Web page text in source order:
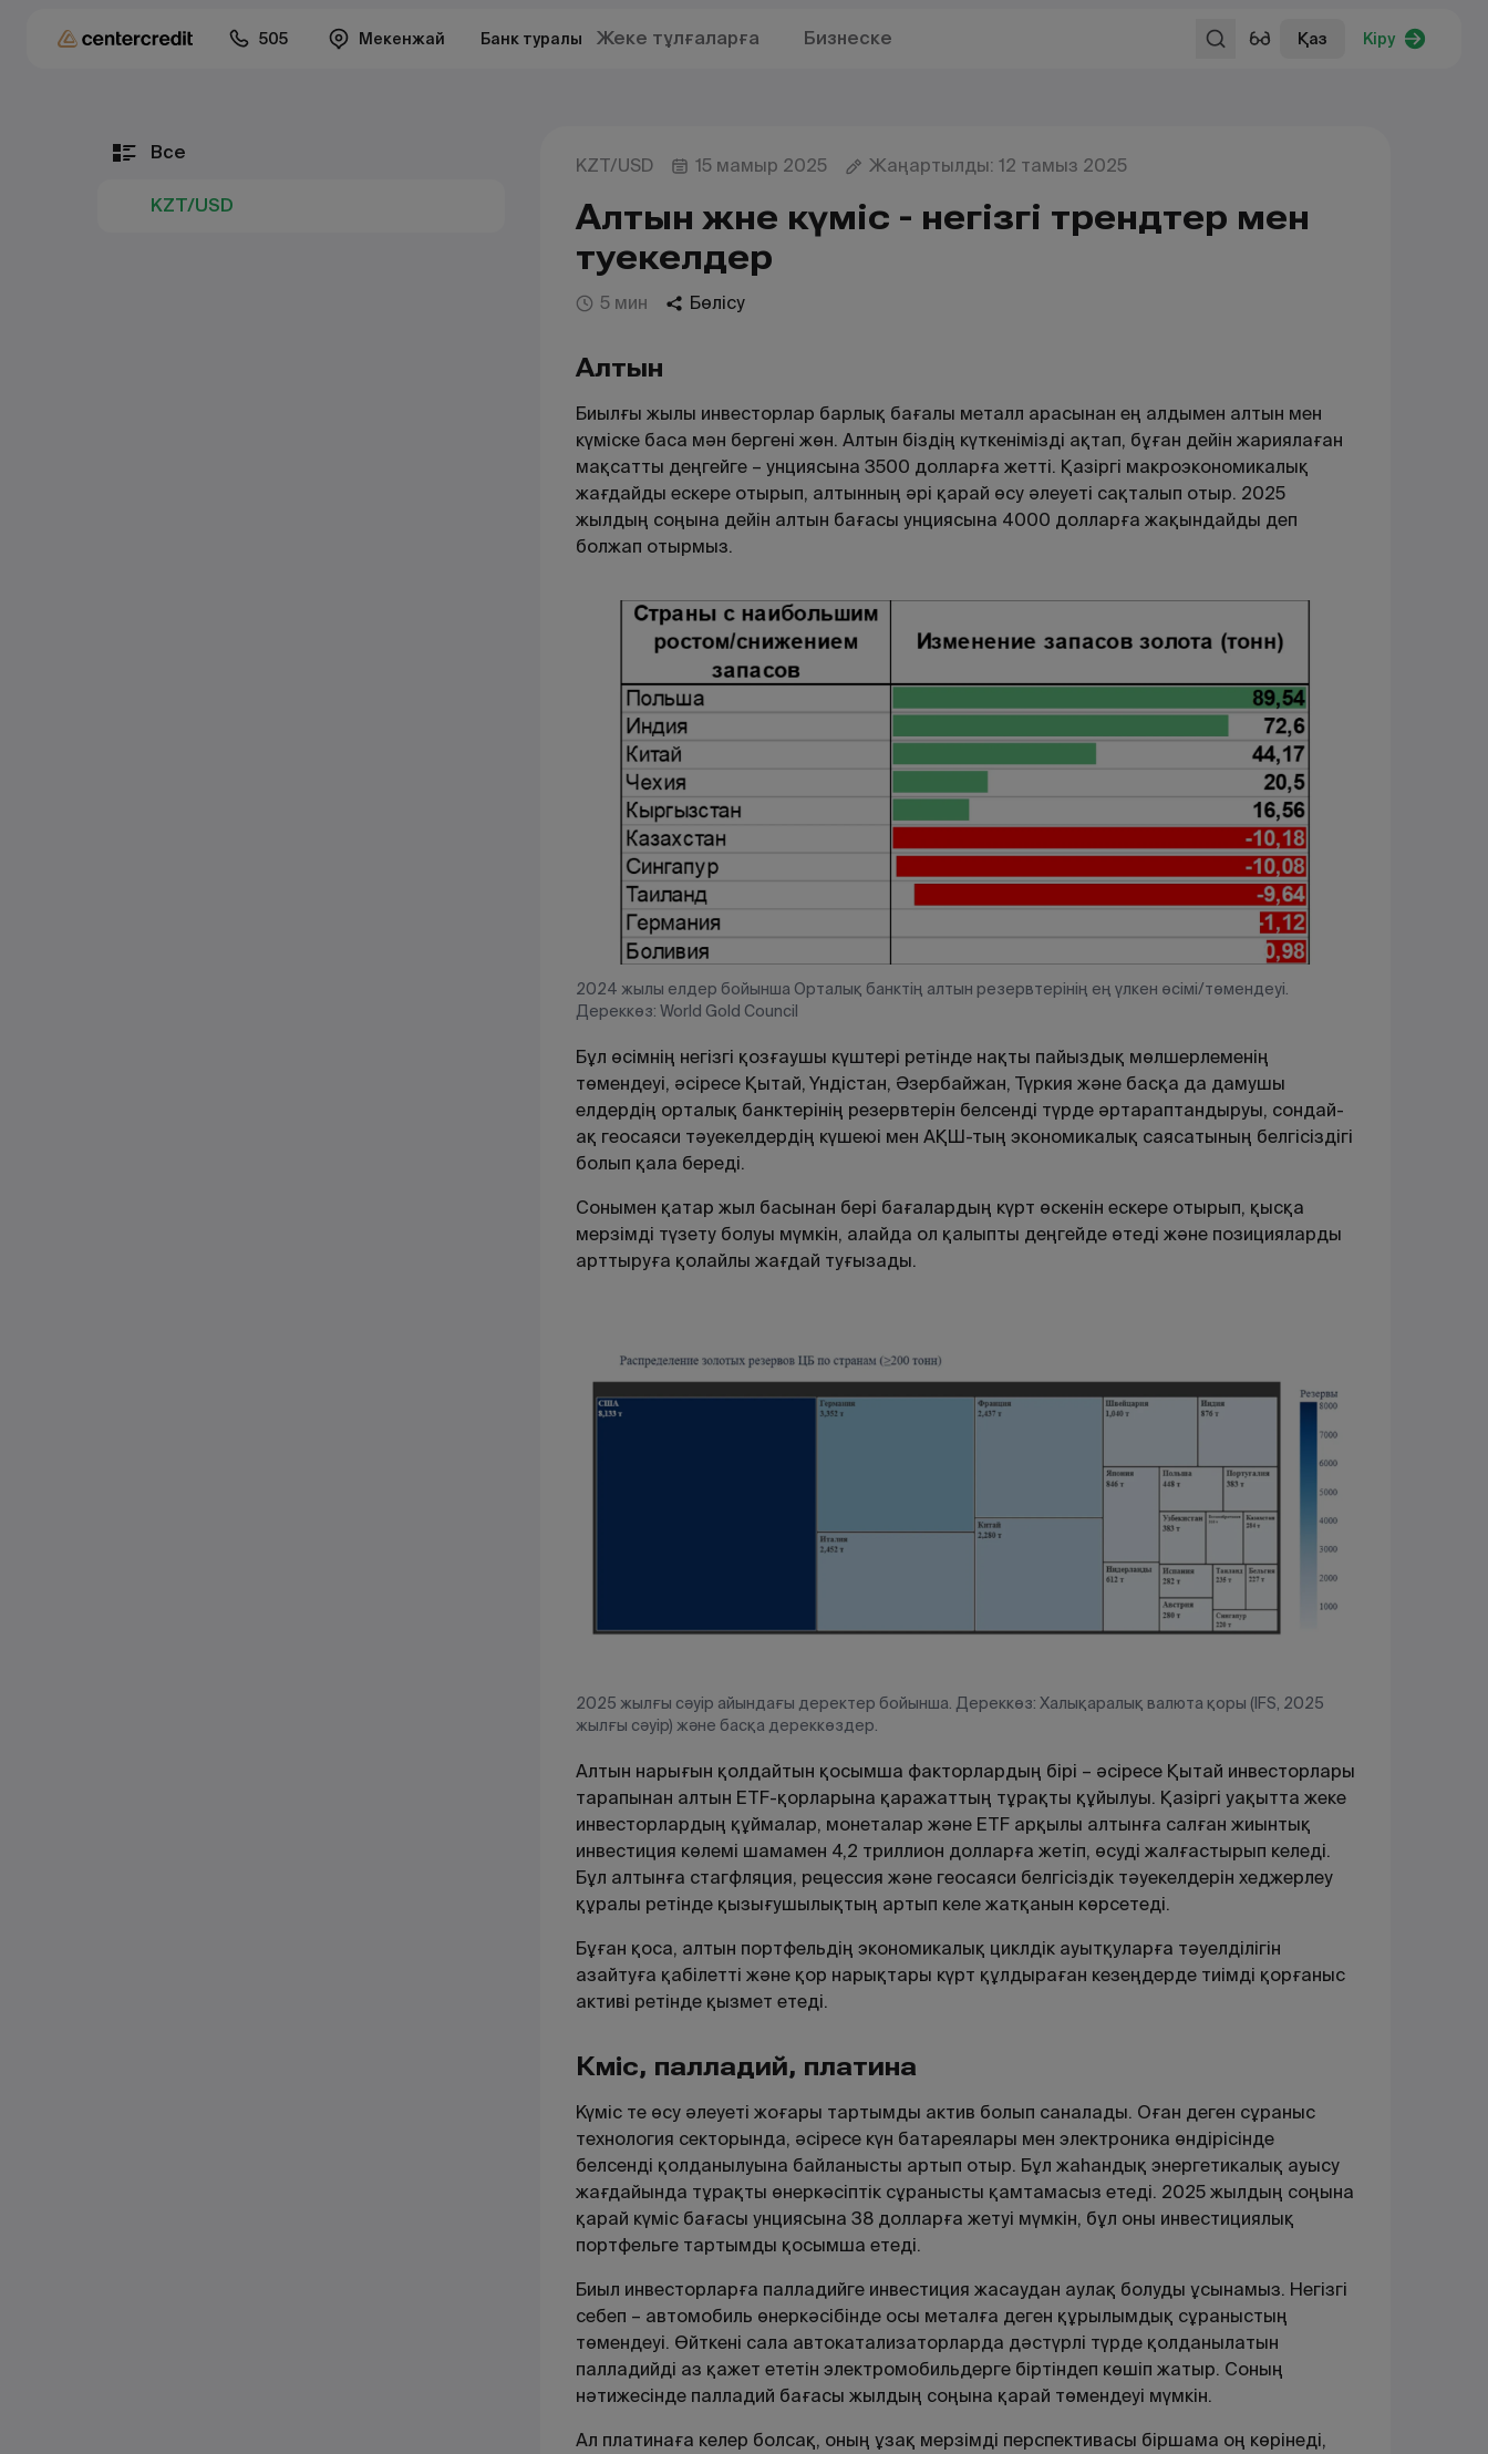
505 Мекенжай Банк туралы Жеке тұлғаларға Бизнеске Қаз Кіру
Все
KZT/USD
KZT/USD 15 мамыр 2025 Жаңартылды: 12 тамыз 2025
Алтын және күміс - негізгі трендтер мен
тәуекелдер
5 мин Бөлісу
Алтын
Биылғы жылы инвесторлар барлық бағалы металл арасынан ең алдымен алтын мен
күміске баса мән бергені жөн. Алтын біздің күткенімізді ақтап, бұған дейін жариялаған
мақсатты деңгейге – унциясына 3500 долларға жетті. Қазіргі макроэкономикалық
жағдайды ескере отырып, алтынның әрі қарай өсу әлеуеті сақталып отыр. 2025
жылдың соңына дейін алтын бағасы унциясына 4000 долларға жақындайды деп
болжап отырмыз.
2024 жылы елдер бойынша Орталық банктің алтын резервтерінің ең үлкен өсімі/төмендеуі.
Дереккөз: World Gold Council
Бұл өсімнің негізгі қозғаушы күштері ретінде нақты пайыздық мөлшерлеменің
төмендеуі, әсіресе Қытай, Үндістан, Әзербайжан, Түркия және басқа да дамушы
елдердің орталық банктерінің резервтерін белсенді түрде әртараптандыруы, сондай-
ақ геосаяси тәуекелдердің күшеюі мен АҚШ-тың экономикалық саясатының белгісіздігі
болып қала береді.
Сонымен қатар жыл басынан бері бағалардың күрт өскенін ескере отырып, қысқа
мерзімді түзету болуы мүмкін, алайда ол қалыпты деңгейде өтеді және позицияларды
арттыруға қолайлы жағдай туғызады.
2025 жылғы сәуір айындағы деректер бойынша. Дереккөз: Халықаралық валюта қоры (IFS, 2025
жылғы сәуір) және басқа дереккөздер.
Алтын нарығын қолдайтын қосымша факторлардың бірі – әсіресе Қытай инвесторлары
тарапынан алтын ETF-қорларына қаражаттың тұрақты құйылуы. Қазіргі уақытта жеке
инвесторлардың құймалар, монеталар және ETF арқылы алтынға салған жиынтық
инвестиция көлемі шамамен 4,2 триллион долларға жетіп, өсуді жалғастырып келеді.
Бұл алтынға стагфляция, рецессия және геосаяси белгісіздік тәуекелдерін хеджерлеу
құралы ретінде қызығушылықтың артып келе жатқанын көрсетеді.
Бұған қоса, алтын портфельдің экономикалық циклдік ауытқуларға тәуелділігін
азайтуға қабілетті және қор нарықтары күрт құлдыраған кезеңдерде тиімді қорғаныс
активі ретінде қызмет етеді.
Күміс, палладий, платина
Күміс те өсу әлеуеті жоғары тартымды актив болып саналады. Оған деген сұраныс
технология секторында, әсіресе күн батареялары мен электроника өндірісінде
белсенді қолданылуына байланысты артып отыр. Бұл жаһандық энергетикалық ауысу
жағдайында тұрақты өнеркәсіптік сұранысты қамтамасыз етеді. 2025 жылдың соңына
қарай күміс бағасы унциясына 38 долларға жетуі мүмкін, бұл оны инвестициялық
портфельге тартымды қосымша етеді.
Биыл инвесторларға палладийге инвестиция жасаудан аулақ болуды ұсынамыз. Негізгі
себеп – автомобиль өнеркәсібінде осы металға деген құрылымдық сұраныстың
төмендеуі. Өйткені сала автокатализаторларда дәстүрлі түрде қолданылатын
палладийді аз қажет ететін электромобильдерге біртіндеп көшіп жатыр. Соның
нәтижесінде палладий бағасы жылдың соңына қарай төмендеуі мүмкін.
Ал платинаға келер болсақ, оның ұзақ мерзімді перспективасы біршама оң көрінеді,